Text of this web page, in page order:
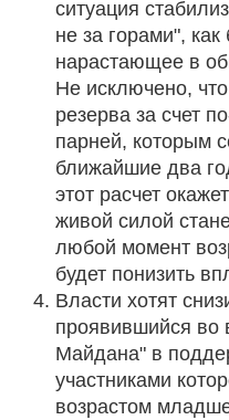
ситуация
не за горами",
нарастающее в
Не исключено,
резерва за счет
парней, которым
ближайшие два
этот расчет
живой силой
любой момент
будет понизить
Власти хотят
проявившийся во
Майдана" в
участниками
возрастом